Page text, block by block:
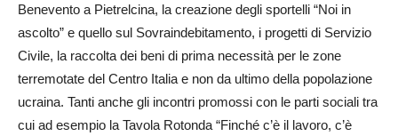
Benevento a Pietrelcina, la creazione degli sportelli “Noi in
ascolto” e quello sul Sovraindebitamento, i progetti di Servizio
Civile, la raccolta dei beni di prima necessità per le zone
terremotate del Centro Italia e non da ultimo della popolazione
ucraina. Tanti anche gli incontri promossi con le parti sociali tra
cui ad esempio la Tavola Rotonda “Finché c’è il lavoro, c’è